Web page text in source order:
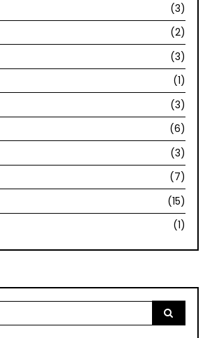
(3)
(2)
(3)
(1)
(3)
(6)
(3)
(7)
(15)
(1)